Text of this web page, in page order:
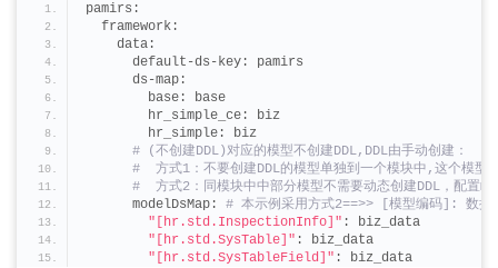
pamirs:
  framework:
    data:
      default-ds-key: pamirs
      ds-map:
        base: base
        hr_simple_ce: biz
        hr_simple: biz
# (不创建DDL)对应的模型不创建DDL,DDL由手动创建：
#  方式1：不要创建DDL的模型单独到一个模块中,这个模型
#  方式2：同模块中中部分模型不需要动态创建DDL，配置
      modelDsMap:
# 本示例采用方式2==>> [模型编码]: 数据
"[hr.std.InspectionInfo]" : biz_data
"[hr.std.SysTable]" : biz_data
"[hr.std.SysTableField]" : biz_data